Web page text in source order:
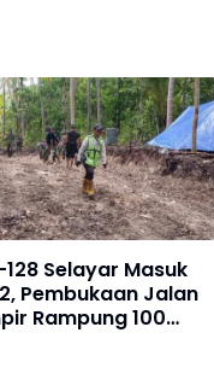
128 Selayar Masuk
Pembukaan Jalan
Rampung 100